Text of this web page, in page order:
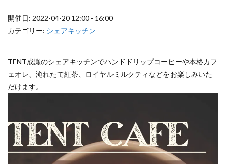
開催日: 2022-04-20 12:00 - 16:00
カテゴリー: シェアキッチン
TENT成瀬のシェアキッチンでハンドドリップコーヒーや本格カフ
ェオレ、淹れたて紅茶、ロイヤルミルクティなどをお楽しみいた
だけます。